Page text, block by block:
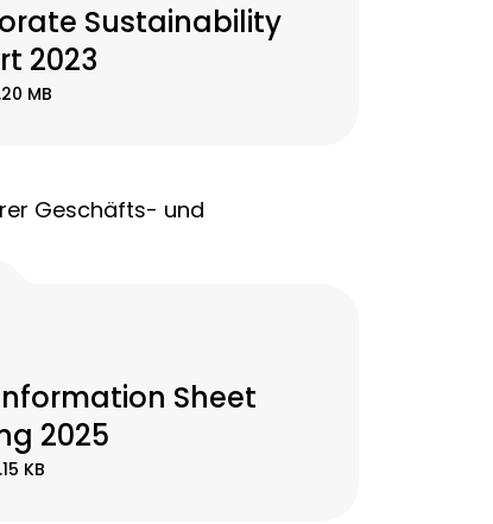
Sustainability
2023
MB
Geschäfts- und
Sheet
2025
KB